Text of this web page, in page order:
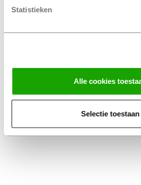
Statistieken
Alle cookies
Selectie toestaan
Algemene Voorwaarden
Privacy Statement Profile
Disclaimer